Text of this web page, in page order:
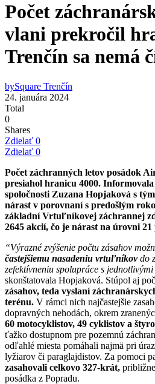
Počet
vlani prekročil
Trenčín sa nemá
bySquare Trenčín
24. januára 2024
Total
0
Shares
Zdielať 0
Zdielať 0
Počet záchranných letov posádok
presiahol hranicu 4000.
spoločnosti Zuzana Hopjaková s
nárast v porovnaní s predošlým
základní Vrtuľníkovej záchrannej
2645 akcií, čo je nárast na úrovni 21
“Výrazné zvýšenie počtu zásahov
častejšiemu nasadeniu vrtuľníkovdo
zefektívneniu spolupráce s
skonštatovala Hopjaková. Stúpol aj
zásahov, teda vyslaní
terénu. V rámci nich najčastejšie
dopravných nehodách, okrem
60 motocyklistov, 49 cyklistov a
ťažko dostupnom pre pozemnú
odľahlé miesta pomáhali najmä pri
lyžiarov či paraglajdistov. Za pomoci
zasahovali celkovo 327-krát,
posádka z Popradu.